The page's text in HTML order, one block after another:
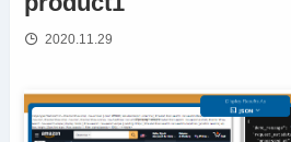
2020.11.29